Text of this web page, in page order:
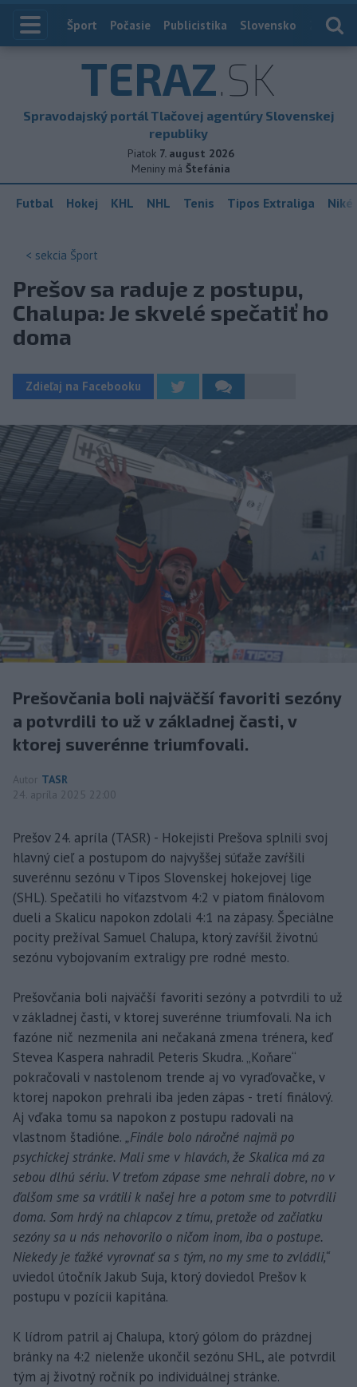
Index
Šport Počasie Publicistika Slovensko
TERAZ.SK
Spravodajský portál Tlačovej agentúry Slovenskej
republiky
Piatok 7. august 2026
Meniny má Štefánia
Futbal Hokej KHL NHL Tenis Tipos Extraliga
< sekcia Šport
Prešov sa raduje z postupu,
Chalupa: Je skvelé spečatiť ho
doma
Zdieľaj na Facebooku
Prešovčania boli najväčší favoriti sezóny
a potvrdili to už v základnej časti, v
ktorej suverénne triumfovali.
Autor TASR
24. apríla 2025 22:00
Prešov 24. apríla (TASR) - Hokejisti Prešova splnili svoj
hlavný cieľ a postupom do najvyššej súťaže zavŕšili
suverénnu sezónu v Tipos Slovenskej hokejovej lige
(SHL). Spečatili ho víťazstvom 4:2 v piatom finálovom
dueli a Skalicu napokon zdolali 4:1 na zápasy. Špeciálne
pocity prežíval Samuel Chalupa, ktorý zavŕšil životnú
sezónu vybojovaním extraligy pre rodné mesto.
Prešovčania boli najväčší favoriti sezóny a potvrdili to už
v základnej časti, v ktorej suverénne triumfovali. Na ich
fazóne nič nezmenila ani nečakaná zmena trénera, keď
Stevea Kaspera nahradil Peteris Skudra. „Koňare“
pokračovali v nastolenom trende aj vo vyraďovačke, v
ktorej napokon prehrali iba jeden zápas - tretí finálový.
Aj vďaka tomu sa napokon z postupu radovali na
vlastnom štadióne. „Finále bolo náročné najmä po
psychickej stránke. Mali sme v hlavách, že Skalica má za
sebou dlhú sériu. V treťom zápase sme nehrali dobre, no v
ďalšom sme sa vrátili k našej hre a potom sme to potvrdili
doma. Som hrdý na chlapcov z tímu, pretože od začiatku
sezóny sa u nás nehovorilo o ničom inom, iba o postupe.
Niekedy je ťažké vyrovnať sa s tým, no my sme to zvládli,“
uviedol útočník Jakub Suja, ktorý doviedol Prešov k
postupu v pozícii kapitána.
K lídrom patril aj Chalupa, ktorý gólom do prázdnej
bránky na 4:2 nielenže ukončil sezónu SHL, ale potvrdil
tým aj životný ročník po individuálnej stránke.